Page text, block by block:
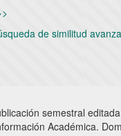
de similitud
semestral
Académica.